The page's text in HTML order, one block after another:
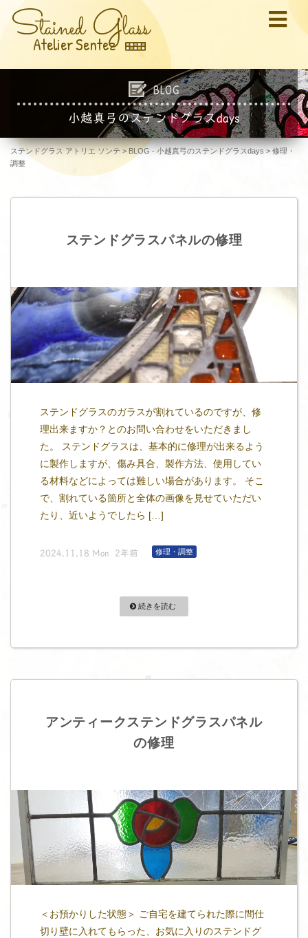
Stained Glass
Atelier Sentez
BLOG
小越真弓のステンドグラスdays
ステンドグラス アトリエ ソンテ > BLOG - 小越真弓のステンドグラスdays> 修理・
調整
ステンドグラスパネルの修理
ステンドグラスのガラスが割れているのですが、修
理出来ますか？とのお問い合わせをいただきまし
た。 ステンドグラスは、基本的に修理が出来るよう
に製作しますが、傷み具合、製作方法、使用してい
る材料などによっては難しい場合があります。 そこ
で、割れている箇所と全体の画像を見せていただい
たり、近いようでしたら […]
2024.11.18 Mon 2年前 修理・調整
続きを読む
アンティークステンドグラスパネル
の修理
＜お預かりした状態＞ ご自宅を建てられた際に間仕
切り壁に入れてもらった、お気に入りのステンドグ